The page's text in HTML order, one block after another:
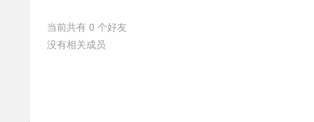
络
当前共有 0 个好友
没有相关成员